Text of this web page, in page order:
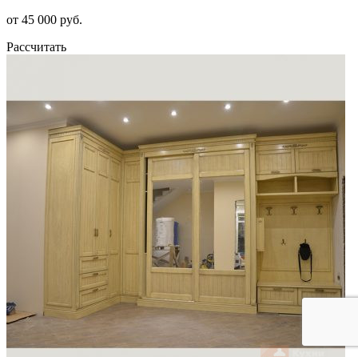
от 45 000 руб.
Рассчитать